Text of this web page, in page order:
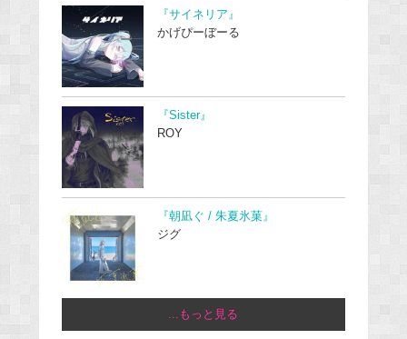
『サイネリア』
かげぴーぼーる
『Sister』
ROY
『朝凪ぐ / 朱夏氷菓』
ジグ
...もっと見る